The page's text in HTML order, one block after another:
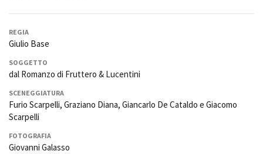
NEWS
CASTING
Elenco Operatori Economici
Bandi e gare
REGIA
Giulio Base
SOGGETTO
dal Romanzo di Fruttero & Lucentini
SCENEGGIATURA
Furio Scarpelli, Graziano Diana, Giancarlo De Cataldo e Giacomo
Scarpelli
FOTOGRAFIA
Giovanni Galasso